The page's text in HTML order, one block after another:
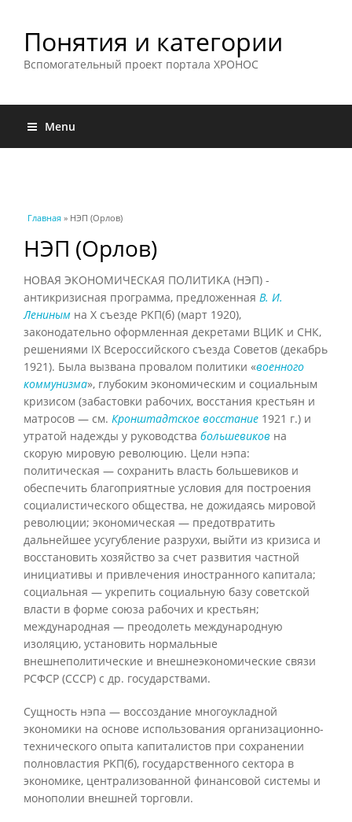
Понятия и категории
Вспомогательный проект портала ХРОНОС
Menu
Вы здесь
Главная » НЭП (Орлов)
НЭП (Орлов)
НОВАЯ ЭКОНОМИЧЕСКАЯ ПОЛИТИКА (НЭП) -
антикризисная программа, предложенная В. И.
Лениным на X съезде РКП(б) (март 1920),
законодательно оформленная декретами ВЦИК и СНК,
решениями IX Всероссийского съезда Советов (декабрь
1921). Была вызвана провалом политики «военного
коммунизма», глубоким экономическим и социальным
кризисом (забастовки рабочих, восстания крестьян и
матросов — см. Кронштадтское восстание 1921 г.) и
утратой надежды у руководства большевиков на
скорую мировую революцию. Цели нэпа:
политическая — сохранить власть большевиков и
обеспечить благоприятные условия для построения
социалистического общества, не дожидаясь мировой
революции; экономическая — предотвратить
дальнейшее усугубление разрухи, выйти из кризиса и
восстановить хозяйство за счет развития частной
инициативы и привлечения иностранного капитала;
социальная — укрепить социальную базу советской
власти в форме союза рабочих и крестьян;
международная — преодолеть международную
изоляцию, установить нормальные
внешнеполитические и внешнеэкономические связи
РСФСР (СССР) с др. государствами.
Сущность нэпа — воссоздание многоукладной
экономики на основе использования организационно-
технического опыта капиталистов при сохранении
полновластия РКП(б), государственного сектора в
экономике, централизованной финансовой системы и
монополии внешней торговли.